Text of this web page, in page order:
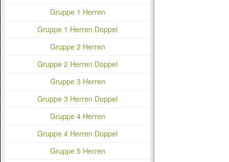
Gruppe 1 Herren
Gruppe 1 Herren Doppel
Gruppe 2 Herren
Gruppe 2 Herren Doppel
Gruppe 3 Herren
Gruppe 3 Herren Doppel
Gruppe 4 Herren
Gruppe 4 Herren Doppel
Gruppe 5 Herren